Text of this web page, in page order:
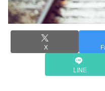
X
LINE